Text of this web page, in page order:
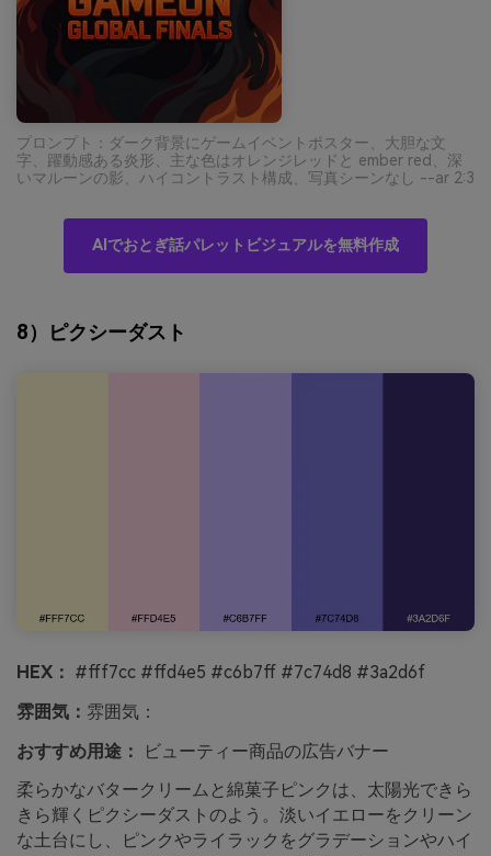
プロンプト：ダーク背景にゲームイベントポスター、大胆な文
字、躍動感ある炎形、主な色はオレンジレッドと ember red、深
いマルーンの影、ハイコントラスト構成、写真シーンなし --ar 2:3
AIでおとぎ話パレットビジュアルを無料作成
8）ピクシーダスト
HEX： #fff7cc #ffd4e5 #c6b7ff #7c74d8 #3a2d6f
雰囲気： 雰囲気：
おすすめ用途：
ビューティー商品の広告バナー
柔らかなバタークリームと綿菓子ピンクは、太陽光できら
きら輝くピクシーダストのよう。淡いイエローをクリーン
な土台にし、ピンクやライラックをグラデーションやハイ